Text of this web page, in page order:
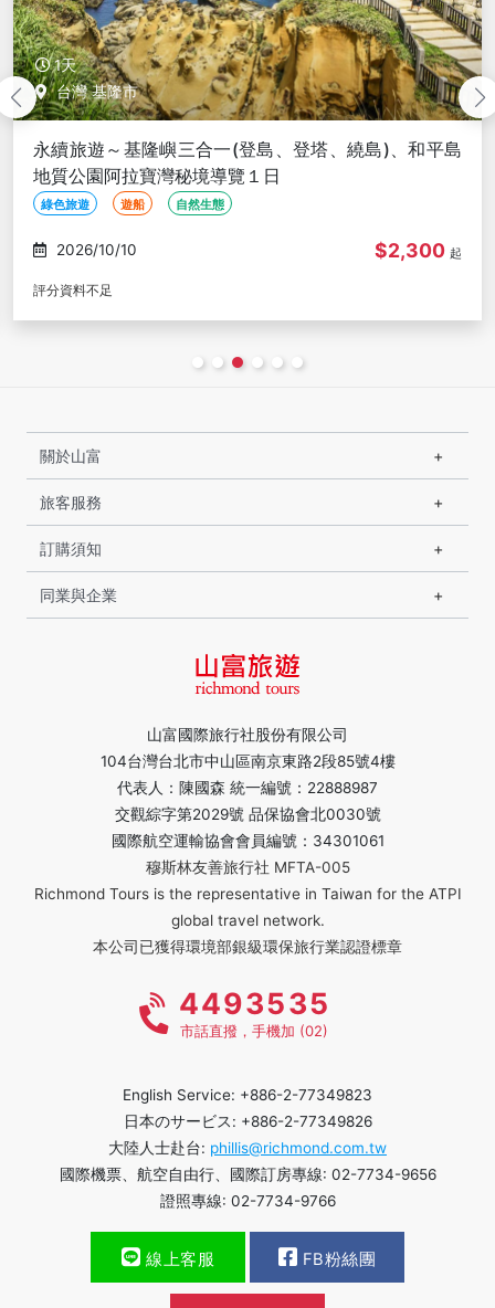
1天
台灣 基隆市
永續旅遊～基隆嶼三合一(登島、登塔、繞島)、和平島
地質公園阿拉寶灣秘境導覽１日
綠色旅遊 遊船 自然生態
2026/10/10 $2,300 起
評分資料不足
山富國際旅行社股份有限公司
104台灣台北市中山區南京東路2段85號4樓
代表人：陳國森 統一編號：22888987
交觀綜字第2029號 品保協會北0030號
國際航空運輸協會會員編號：34301061
穆斯林友善旅行社 MFTA-005
Richmond Tours is the representative in Taiwan for the ATPI
global travel network.
本公司已獲得環境部銀級環保旅行業認證標章
關於山富
旅客服務
訂購須知
同業與企業
4493535
市話直撥，手機加 (02)
English Service: +886-2-77349823
日本のサービス: +886-2-77349826
大陸人士赴台: phillis@richmond.com.tw
國際機票、航空自由行、國際訂房專線: 02-7734-9656
證照專線: 02-7734-9766
線上客服 FB粉絲團